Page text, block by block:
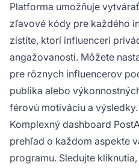
Platforma umožňuje
zľavové kódy pre každého
zistíte, ktorí influenceri
angažovanosti. Môžete
pre rôznych influencerov
publika alebo
férovú motiváciu a výsledky.
Komplexný dashboard
prehľad o každom aspekte
programu. Sledujte